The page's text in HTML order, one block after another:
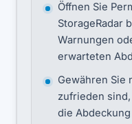
Öffnen Sie
StorageRadar
Warnungen
erwarteten
Gewähren Sie
zufrieden
die